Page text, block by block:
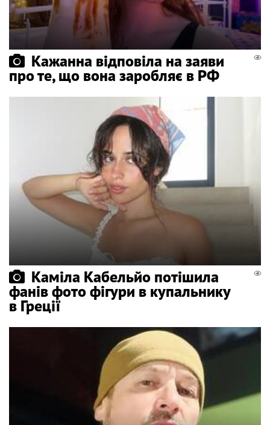
Кажанна відповіла на заяви
про те, що вона заробляє в РФ
Каміла Кабельйо потішила
фанів фото фігури в купальнику
в Греції